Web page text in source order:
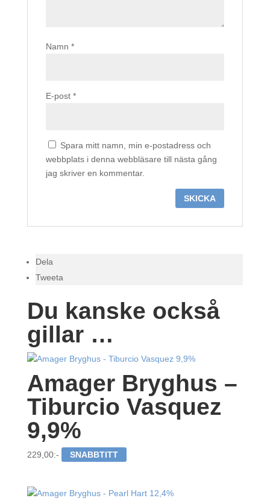
Namn *
E-post *
Spara mitt namn, min e-postadress och
webbplats i denna webbläsare till nästa gång
jag skriver en kommentar.
Dela
Tweeta
Du kanske också
gillar …
Amager Bryghus –
Tiburcio Vasquez
9,9%
229,00:- SNABBTITT